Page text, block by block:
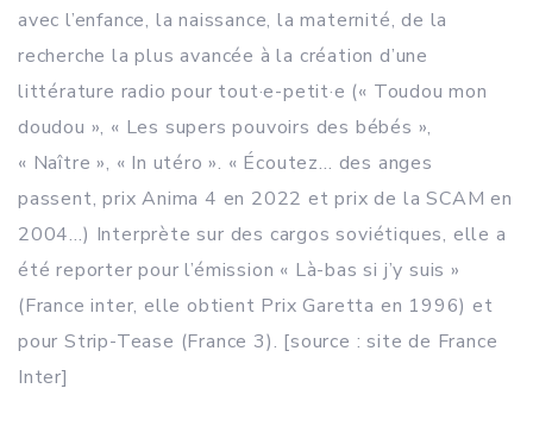
avec l’enfance, la naissance, la maternité, de la
recherche la plus avancée à la création d’une
littérature radio pour tout·e-petit·e (« Toudou mon
doudou », « Les supers pouvoirs des bébés »,
« Naître », « In utéro ». « Écoutez… des anges
passent, prix Anima 4 en 2022 et prix de la SCAM en
2004…) Interprète sur des cargos soviétiques, elle a
été reporter pour l’émission « Là-bas si j’y suis »
(France inter, elle obtient Prix Garetta en 1996) et
pour Strip-Tease (France 3). [source : site de France
Inter]